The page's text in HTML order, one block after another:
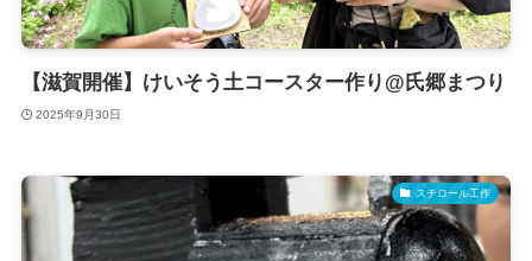
【滋賀開催】けいそう土コースター作り@氏郷まつり
2025年9月30日
スチロール工作